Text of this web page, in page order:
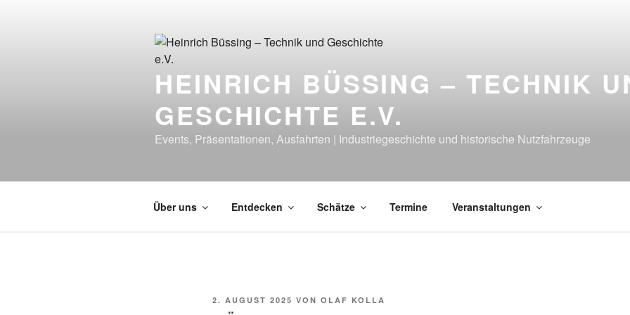
HEINRICH BÜSSING – TECHNIK
GESCHICHTE E.V.
Events, Präsentationen, Ausfahrten | Industriegeschichte und historische Nutzfahrzeuge
Über uns Entdecken Schätze Termine Veranstaltungen
VERÖFFENTLICHT
2. AUGUST 2025 VON OLAF KOLLA